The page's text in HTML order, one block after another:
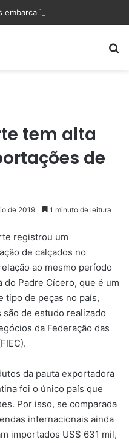
tem alta
de
de 2019 1 minuto de leitura
registrou um
de calçados no
ao mesmo período
do Padre Cícero, que é um
tipo de peças no país,
de estudo realizado
da Federação das
da pauta exportadora
foi o único país que
Por isso, se comparada
internacionais ainda
importados US$ 631 mil,